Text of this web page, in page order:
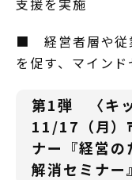
支援を実施
■ 経営者層や従
を促す、マイン
第1弾 〈キッ
11/17（月）
ナー『経営の
解消セミナー